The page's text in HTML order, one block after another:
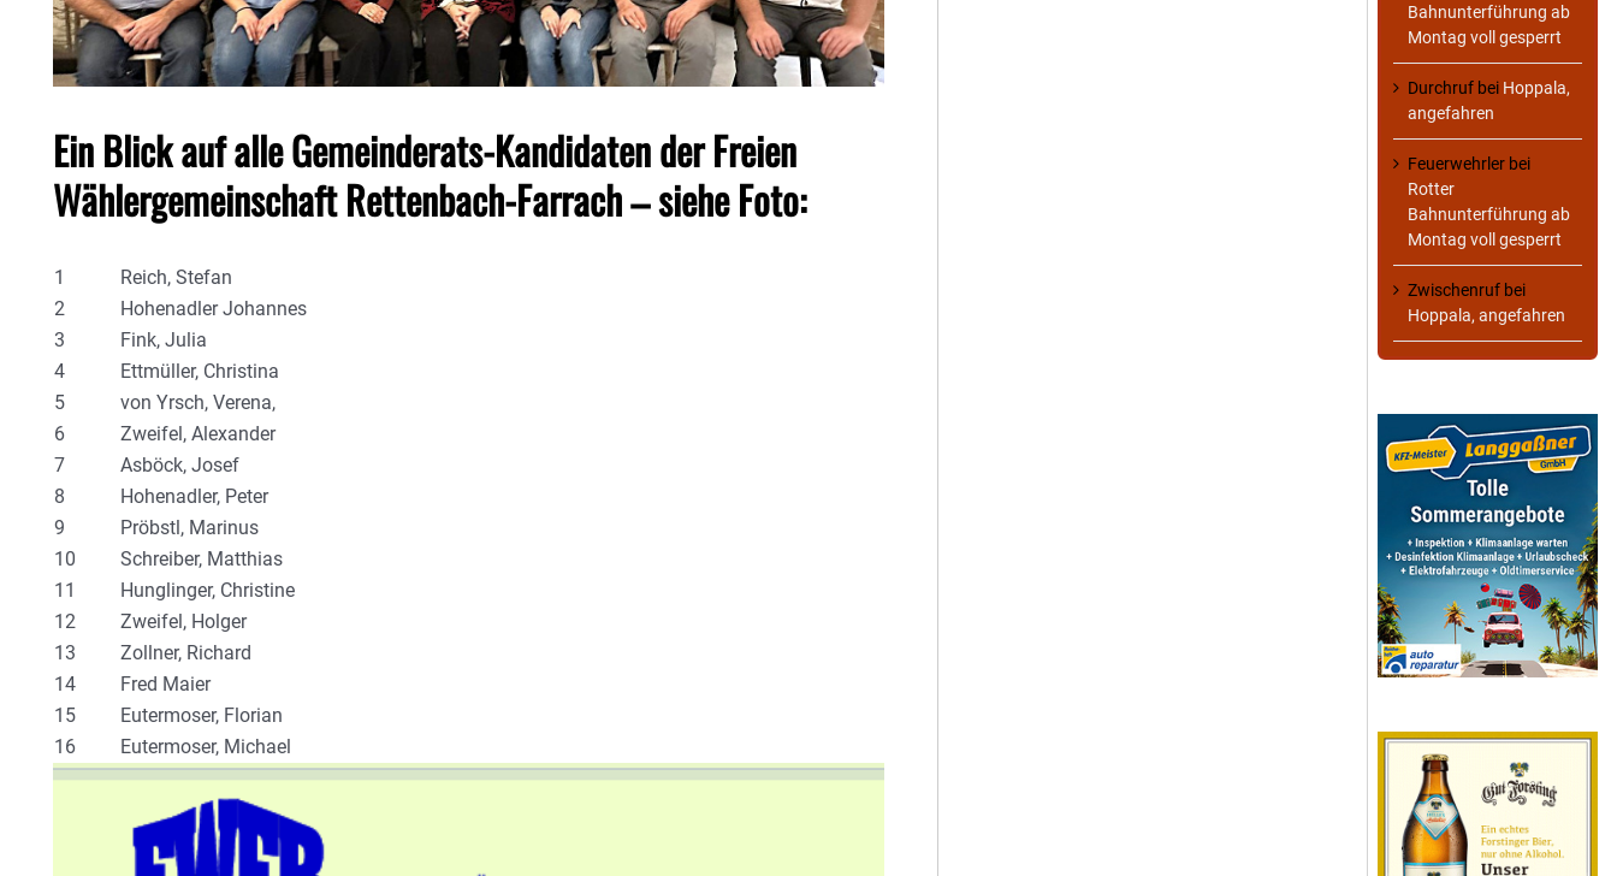
Ein Blick auf alle Gemeinderats-Kandidaten der Freien
Wählergemeinschaft Rettenbach-Farrach – siehe Foto:
1
Reich, Stefan
2
Hohenadler Johannes
3
Fink, Julia
4
Ettmüller, Christina
5
von Yrsch, Verena,
6
Zweifel, Alexander
7
Asböck, Josef
8
Hohenadler, Peter
9
Pröbstl, Marinus
10
Schreiber, Matthias
11
Hunglinger, Christine
12
Zweifel, Holger
13
Zollner, Richard
14
Fred Maier
15
Eutermoser, Florian
16
Eutermoser, Michael
Bahnunterführung ab
Montag voll gesperrt
Durchruf bei Hoppala,
angefahren
Feuerwehrler bei
Rotter
Bahnunterführung ab
Montag voll gesperrt
Zwischenruf bei
Hoppala, angefahren